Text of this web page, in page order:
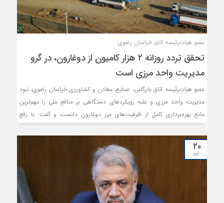
عضو هیات‌رئیسه اتاق خراسان رضوی:
تحقق تردد روزانه ۲ هزار کامیون از دوغارون، در گرو
مدیریت واحد مرزی است
عضو هیات‌رئیسه اتاق بازرگانی، صنایع، معادن و کشاورزی خراسان رضوی، نبود
مدیریت واحد مرزی و غلبه رویکردهای دستگاهی بر منافع ملی را مهم‌ترین
مانع بهره‌برداری کامل از ظرفیت‌های مرز دوغارون دانست و گفت: با رفع
تردد روزانه ۲ هزار کامیون از این مرز امکان‌پذیر است.
۲۰
تیر